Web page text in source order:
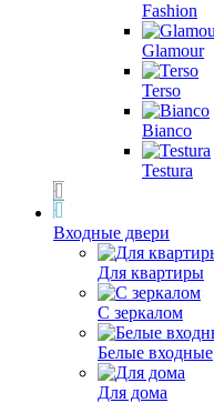
Fashion
Glamour
Terso
Bianco
Testura
Входные двери
Для квартиры
С зеркалом
Белые входные
Для дома